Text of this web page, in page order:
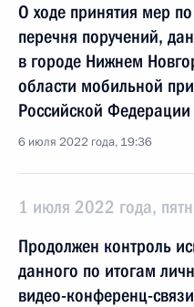
О ходе принятия мер
перечня поручений,
в городе Нижнем
области мобильной
Российской Федерации
6 июля 2022 года, 19:36
1 июля 2022 года,
Продолжен контроль
данного по итогам
видео-конференц-